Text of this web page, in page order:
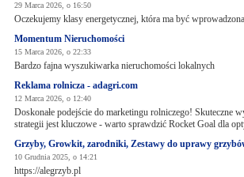
29 Marca 2026, o 16:50
Oczekujemy klasy energetycznej, która ma być
Momentum Nieruchomości
15 Marca 2026, o 22:33
Bardzo fajna wyszukiwarka nieruchomości lokalnych
Reklama rolnicza - adagri.com
12 Marca 2026, o 12:40
Doskonałe podejście do marketingu rolniczego! Skuteczne
strategii jest kluczowe - warto sprawdzić Rocket Goal dla
Grzyby, Growkit, zarodniki, Zestawy do uprawy
10 Grudnia 2025, o 14:21
https://alegrzyb.pl